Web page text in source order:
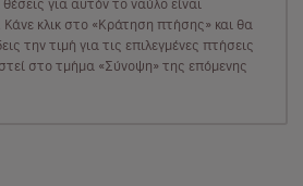
για αυτόν το ναύλο είναι
Κάνε κλικ στο «Κράτηση πτήσης» και θα
την τιμή για τις επιλεγμένες πτήσεις
στο τμήμα «Σύνοψη» της επόμενης